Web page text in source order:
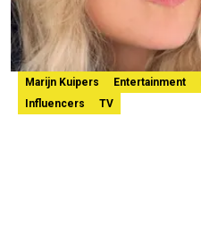
Marijn Kuipers Entertainment
Influencers
TV